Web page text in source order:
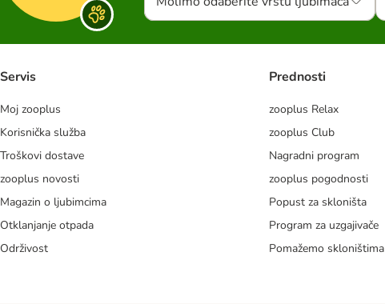
Servis
Moj zooplus
Korisnička služba
Troškovi dostave
zooplus novosti
Magazin o ljubimcima
Otklanjanje otpada
Održivost
Prednosti
zooplus Relax
zooplus Club
Nagradni program
zooplus pogodnosti
Popust za skloništa
Program za uzgajivače
Pomažemo skloništima